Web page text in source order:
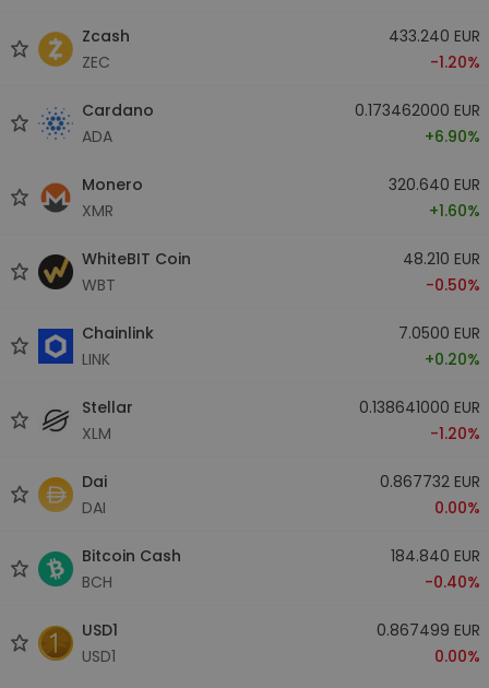
Zcash
ZEC
433.240 EUR
-1.20%
Cardano
ADA
0.173462000 EUR
+6.90%
Monero
XMR
320.640 EUR
+1.60%
WhiteBIT Coin
WBT
48.210 EUR
-0.50%
Chainlink
LINK
7.0500 EUR
+0.20%
Stellar
XLM
0.138641000 EUR
-1.20%
Dai
DAI
0.867732 EUR
0.00%
Bitcoin Cash
BCH
184.840 EUR
-0.40%
USD1
USD1
0.867499 EUR
0.00%